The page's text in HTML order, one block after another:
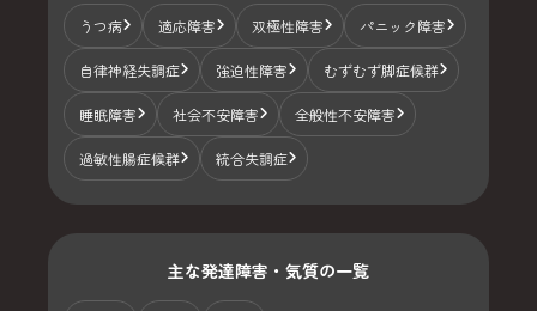
うつ病 適応障害 双極性障害 パニック障害
自律神経失調症 強迫性障害 むずむず脚症候群
睡眠障害 社会不安障害 全般性不安障害
過敏性腸症候群 統合失調症
主な発達障害・気質の一覧